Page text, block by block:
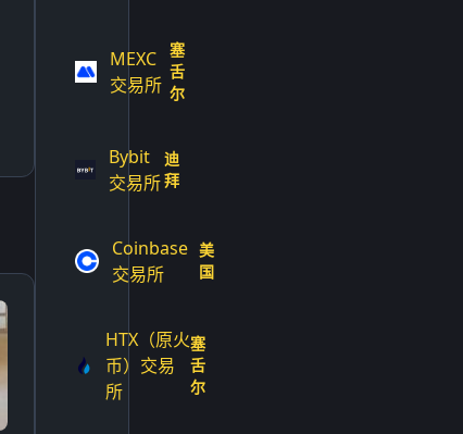
MEXC
交易所
塞
舌
尔
Bybit
交易所
迪
拜
Coinbase
交易所
美
国
HTX（原火
币）交易
所
塞
舌
尔